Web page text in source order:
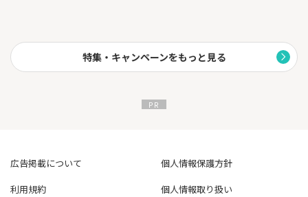
特集・キャンペーンをもっと見る
広告掲載について
個人情報保護方針
利用規約
個人情報取り扱い